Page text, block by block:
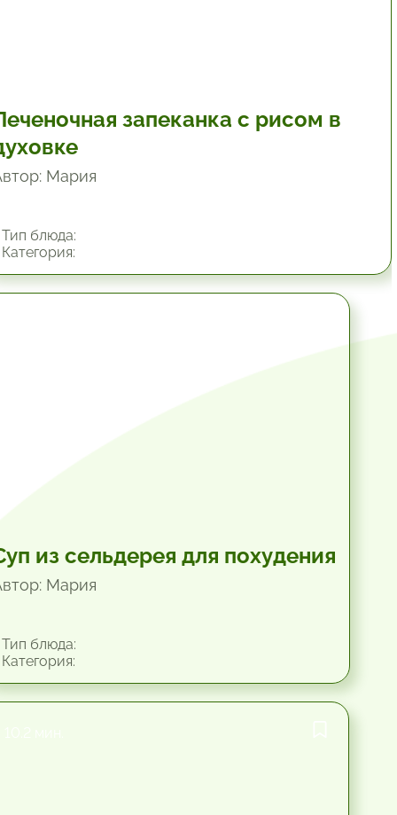
запеканка с рисом в
Мария
блюда:
из сельдерея для похудения
Мария
блюда: